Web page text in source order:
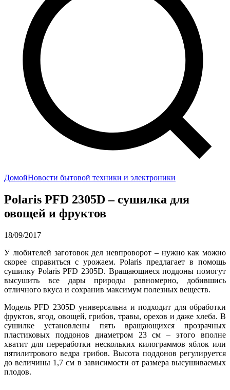
ДомойНовости бытовой техники и электроники
Polaris PFD 2305D – сушилка для
овощей и фруктов
18/09/2017
У любителей заготовок дел невпроворот – нужно как можно
скорее справиться с урожаем. Polaris предлагает в помощь
сушилку Polaris PFD 2305D. Вращающиеся поддоны помогут
высушить все дары природы равномерно, добившись
отличного вкуса и сохранив максимум полезных веществ.
Модель PFD 2305D универсальна и подходит для обработки
фруктов, ягод, овощей, грибов, травы, орехов и даже хлеба. В
сушилке установлены пять вращающихся прозрачных
пластиковых поддонов диаметром 23 см – этого вполне
хватит для переработки нескольких килограммов яблок или
пятилитрового ведра грибов. Высота поддонов регулируется
до величины 1,7 см в зависимости от размера высушиваемых
плодов.